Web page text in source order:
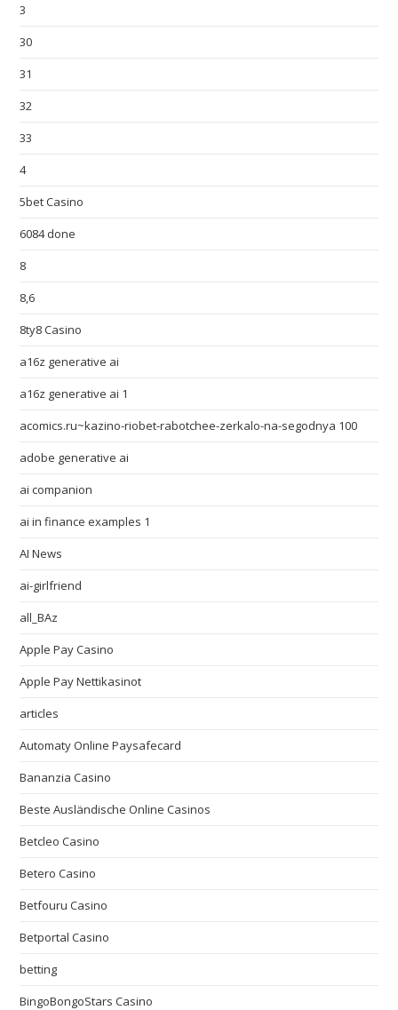
3
30
31
32
33
4
5bet Casino
6084 done
8
8,6
8ty8 Casino
a16z generative ai
a16z generative ai 1
acomics.ru~kazino-riobet-rabotchee-zerkalo-na-segodnya 100
adobe generative ai
ai companion
ai in finance examples 1
AI News
ai-girlfriend
all_BAz
Apple Pay Casino
Apple Pay Nettikasinot
articles
Automaty Online Paysafecard
Bananzia Casino
Beste Ausländische Online Casinos
Betcleo Casino
Betero Casino
Betfouru Casino
Betportal Casino
betting
BingoBongoStars Casino